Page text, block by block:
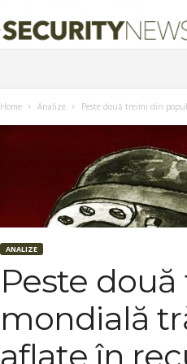
Home Analize Peste două treimi din
ANALIZE
Peste
mondială
aflate în